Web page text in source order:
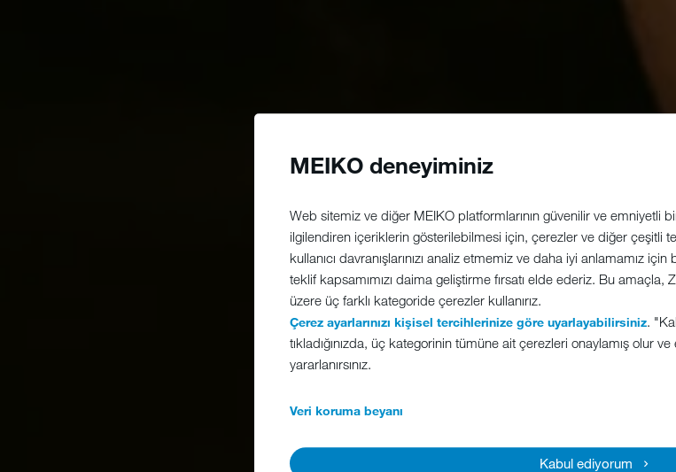
MEIKO deneyiminiz
Web sitemiz ve diğer MEIKO platformlarının güvenilir ve emniyetli
ilgilendiren içeriklerin gösterilebilmesi için, çerezler ve diğer çeşitli
kullanıcı davranışlarınızı analiz etmemiz ve daha iyi anlamamız
teklif kapsamımızı daima geliştirme fırsatı elde ederiz. Bu
üzere üç farklı kategoride çerezler kullanırız.
Çerez ayarlarınızı kişisel tercihlerinize göre uyarlayabilirsiniz.
tıkladığınızda, üç kategorinin tümüne ait çerezleri onaylamış olur
yararlanırsınız.
Veri koruma beyanı
Kabul ediyorum